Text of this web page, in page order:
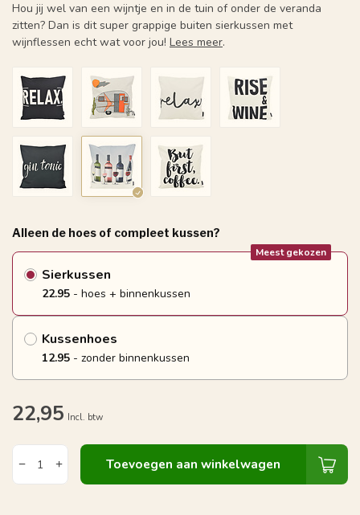
Hou jij wel van een wijntje en in de tuin of onder de veranda
zitten? Dan is dit super grappige buiten sierkussen met
wijnflessen echt wat voor jou! Lees meer.
Alleen de hoes of compleet kussen?
Sierkussen
Meest gekozen
22.95 - hoes + binnenkussen
Kussenhoes
12.95 - zonder binnenkussen
22,95 Incl. btw
Toevoegen aan winkelwagen